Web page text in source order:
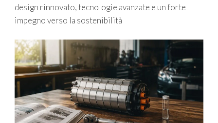
design rinnovato, tecnologie avanzate e un forte
impegno verso la sostenibilità